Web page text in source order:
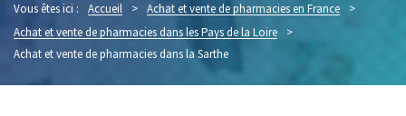
Vous êtes ici : Accueil > Achat et vente de pharmacies en France
>
Achat et vente de pharmacies dans les Pays de la Loire
>
Achat et vente de pharmacies dans la Sarthe